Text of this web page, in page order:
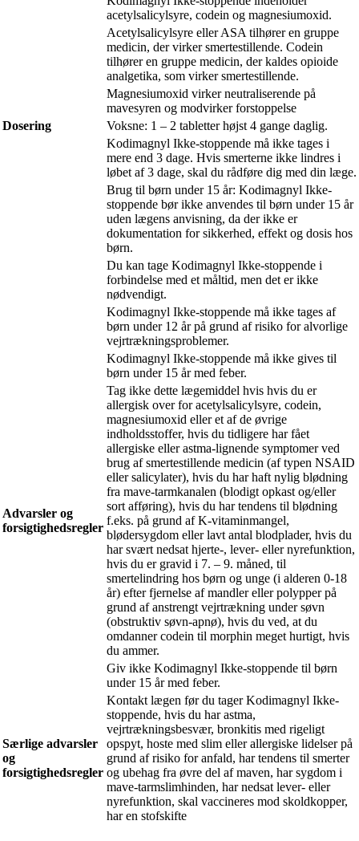
acetylsalicylsyre, codein og magnesiumoxid.
Acetylsalicylsyre eller ASA tilhører en gruppe
medicin, der virker smertestillende. Codein
tilhører en gruppe medicin, der kaldes opioide
analgetika, som virker smertestillende.
Magnesiumoxid virker neutraliserende på
mavesyren og modvirker forstoppelse
Dosering
Voksne: 1 – 2 tabletter højst 4 gange daglig.
Kodimagnyl Ikke-stoppende må ikke tages i
mere end 3 dage. Hvis smerterne ikke lindres i
løbet af 3 dage, skal du rådføre dig med din læge.
Brug til børn under 15 år: Kodimagnyl Ikke-
stoppende bør ikke anvendes til børn under 15 år
uden lægens anvisning, da der ikke er
dokumentation for sikkerhed, effekt og dosis hos
børn.
Du kan tage Kodimagnyl Ikke-stoppende i
forbindelse med et måltid, men det er ikke
nødvendigt.
Kodimagnyl Ikke-stoppende må ikke tages af
børn under 12 år på grund af risiko for alvorlige
vejrtrækningsproblemer.
Kodimagnyl Ikke-stoppende må ikke gives til
børn under 15 år med feber.
Advarsler og
forsigtighedsregler
Tag ikke dette lægemiddel hvis hvis du er
allergisk over for acetylsalicylsyre, codein,
magnesiumoxid eller et af de øvrige
indholdsstoffer, hvis du tidligere har fået
allergiske eller astma-lignende symptomer ved
brug af smertestillende medicin (af typen NSAID
eller salicylater), hvis du har haft nylig blødning
fra mave-tarmkanalen (blodigt opkast og/eller
sort afføring), hvis du har tendens til blødning
f.eks. på grund af K-vitaminmangel,
blødersygdom eller lavt antal blodplader, hvis du
har svært nedsat hjerte-, lever- eller nyrefunktion,
hvis du er gravid i 7. – 9. måned, til
smertelindring hos børn og unge (i alderen 0-18
år) efter fjernelse af mandler eller polypper på
grund af anstrengt vejrtrækning under søvn
(obstruktiv søvn-apnø), hvis du ved, at du
omdanner codein til morphin meget hurtigt, hvis
du ammer.
Giv ikke Kodimagnyl Ikke-stoppende til børn
under 15 år med feber.
Særlige advarsler
og
forsigtighedsregler
Kontakt lægen før du tager Kodimagnyl Ikke-
stoppende, hvis du har astma,
vejrtrækningsbesvær, bronkitis med rigeligt
opspyt, hoste med slim eller allergiske lidelser på
grund af risiko for anfald, har tendens til smerter
og ubehag fra øvre del af maven, har sygdom i
mave-tarmslimhinden, har nedsat lever- eller
nyrefunktion, skal vaccineres mod skoldkopper,
har en stofskifte